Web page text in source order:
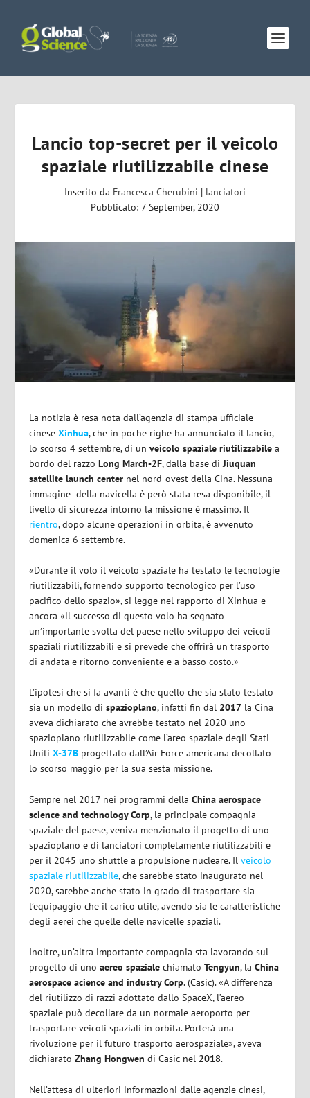
Lancio top-secret per il veicolo
spaziale riutilizzabile cinese
Inserito da Francesca Cherubini | lanciatori
Pubblicato: 7 September, 2020
La notizia è resa nota dall’agenzia di stampa ufficiale
cineseXinhua, che in poche righe ha annunciato il lancio,
lo scorso 4 settembre, di unveicolo spaziale riutilizzabile a
bordo del razzoLong March-2F, dalla base diJiuquan
satellite launch center nel nord-ovest della Cina. Nessuna
immagine della navicella è però stata resa disponibile, il
livello di sicurezza intorno la missione è massimo.Il
rientro, dopo alcune operazioni in orbita, è avvenuto
domenica 6 settembre.
«Durante il volo il veicolo spaziale ha testato le tecnologie
riutilizzabili, fornendo supporto tecnologico per l’uso
pacifico dello spazio», si legge nel rapporto di Xinhua e
ancora «il successo di questo volo ha segnato
un’importante svolta del paese nello sviluppo dei veicoli
spaziali riutilizzabili e si prevede che offrirà un trasporto
di andata e ritorno conveniente e a basso costo.»
L’ipotesi che si fa avanti è che quello che sia stato testato
sia un modello dispazioplano, infatti fin dal 2017 la Cina
aveva dichiarato che avrebbe testato nel 2020 uno
spazioplano riutilizzabile come l’areo spaziale degli Stati
UnitiX-37B progettato dall’Air Force americana decollato
lo scorso maggio per la sua sesta missione.
Sempre nel 2017 nei programmi dellaChina aerospace
science and technology Corp, la principale compagnia
spaziale del paese, veniva menzionato il progetto di uno
spazioplano e di lanciatori completamente riutilizzabili e
per il 2045 uno shuttle a propulsione nucleare. Ilveicolo
spaziale riutilizzabile, che sarebbe stato inaugurato nel
2020, sarebbe anche stato in grado di trasportare sia
l’equipaggio che il carico utile, avendo sia le caratteristiche
degli aerei che quelle delle navicelle spaziali.
Inoltre, un’altra importante compagnia sta lavorando sul
progetto di unoaereo spaziale chiamatoTengyun, laChina
aerospace acience and industry Corp. (Casic). «A differenza
del riutilizzo di razzi adottato dallo SpaceX, l’aereo
spaziale può decollare da un normale aeroporto per
trasportare veicoli spaziali in orbita. Porterà una
rivoluzione per il futuro trasporto aerospaziale», aveva
dichiaratoZhang Hongwen di Casic nel 2018.
Nell’attesa di ulteriori informazioni dalle agenzie cinesi,